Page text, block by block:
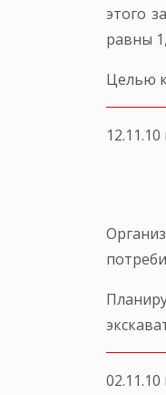
этого
равны
Целью
12.11.10
02.11.10